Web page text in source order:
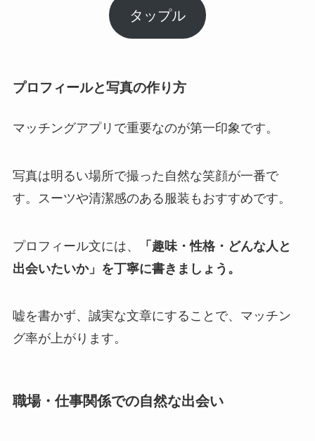
タップル
プロフィールと写真の作り方
マッチングアプリで重要なのが第一印象です。
写真は明るい場所で撮った自然な笑顔が一番で
す。スーツや清潔感のある服装もおすすめです。
プロフィール文には、
「趣味・性格・どんな人と
出会いたいか」を丁寧に書きましょう。
嘘を書かず、誠実な文章にすることで、マッチン
グ率が上がります。
職場・仕事関係での自然な出会い